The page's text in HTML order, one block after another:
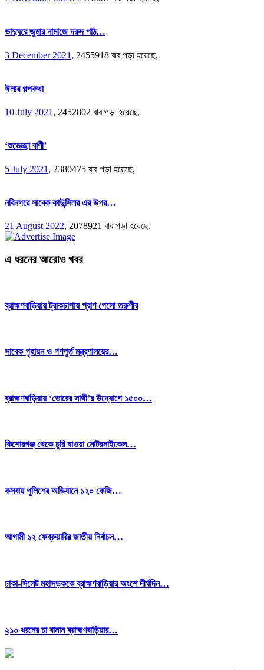
ভাদুঘরে জুমার নামাজে দরুদ পাঠ…
3 December 2021 , 2455918 বার পড়া হয়েছে,
ঈলার গল্পকথা
10 July 2021 , 2452802 বার পড়া হয়েছে,
‘শুভেচ্ছা বাণী’
5 July 2021 , 2380475 বার পড়া হয়েছে,
নবিনগরে সাবেক কাউন্সিলর এর উপর…
21 August 2022, 2078921 বার পড়া হয়েছে,
এ ধরনের আরোও খবর
ব্রাহ্মণবাড়িয়ায় ট্রাকচাপায় প্রাণ গেলো তরুণীর
সাবেক গৃহায়ন ও গণপূর্ত মন্ত্রণালয়ের…
ব্রাহ্মণবাড়িয়ায় ‘ভোরের সাথী’র উদ্যোগে ১৫০০…
কিশোরগঞ্জ থেকে চুরি যাওয়া মোটরসাইকেল…
কসবায় পুলিশের অভিযানে ১২০ কেজি…
আগামী ১২ ফেব্রুয়ারির জাতীয় নির্বাচন…
ঢাকা-সিলেট মহাসড়ককে ব্রাহ্মণবাড়িয়ার অংশে দীর্ঘদিন…
২১০ ধরনের চা বানান ব্রাহ্মণবাড়িয়ার…